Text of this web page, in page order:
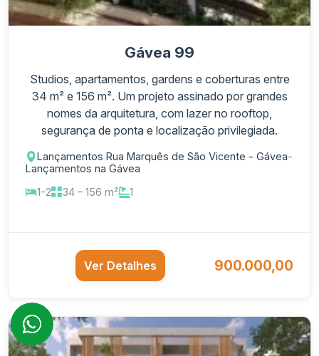
Gávea 99
Studios, apartamentos, gardens e coberturas entre
34 m² e 156 m². Um projeto assinado por grandes
nomes da arquitetura, com lazer no rooftop,
segurança de ponta e localização privilegiada.
Lançamentos Rua Marquês de São Vicente - Gávea-
Lançamentos na Gávea
1-2
34 – 156 m² 1
Ver Detalhes 900.000,00